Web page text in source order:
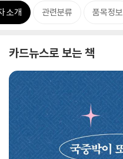
소개 관련분류 품목정보
카드뉴스로 보는 책